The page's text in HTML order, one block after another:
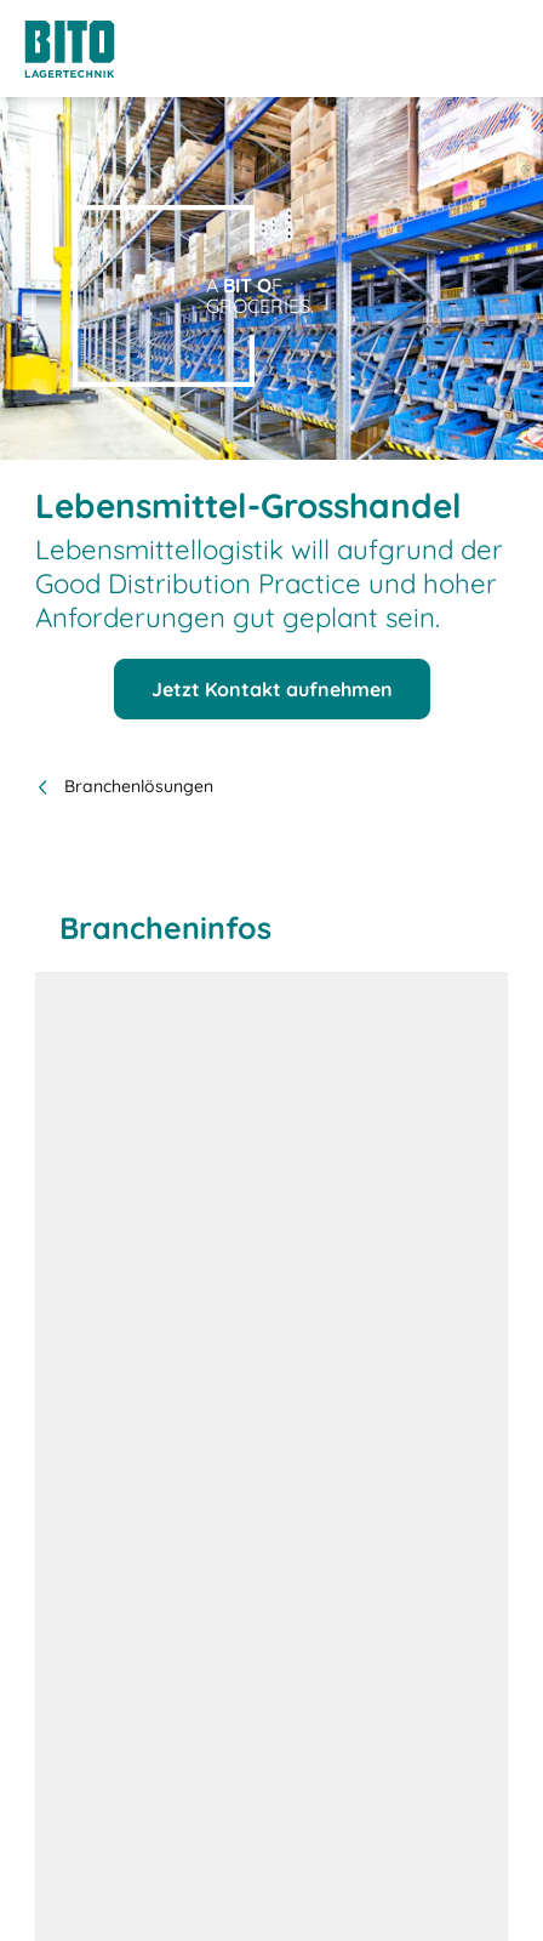
ABIT OF
GROCERIES.
Lebensmittel-Grosshandel
Lebensmittellogistik will aufgrund der
Good Distribution Practice und hoher
Anforderungen gut geplant sein.
Jetzt Kontakt aufnehmen
Branchenlösungen
Brancheninfos